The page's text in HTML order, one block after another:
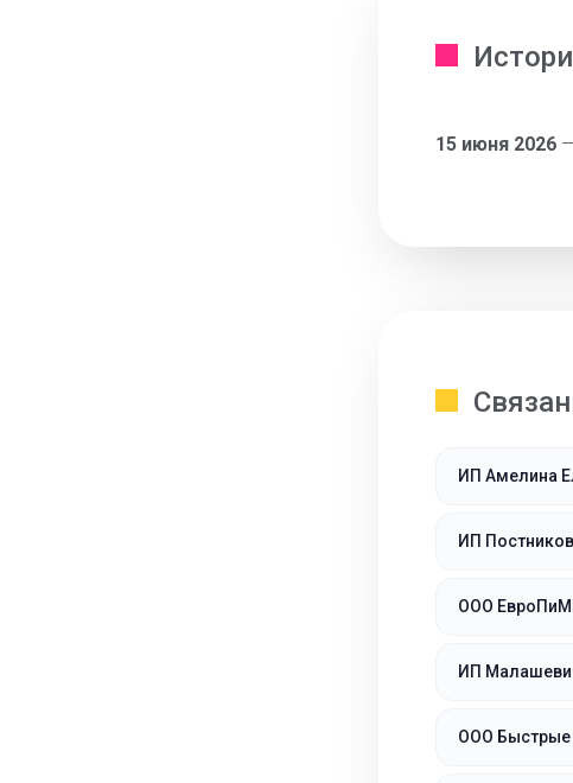
15 июня 2026—
ИП Амелина
ИП
ООО
ИП
ООО Быстрые